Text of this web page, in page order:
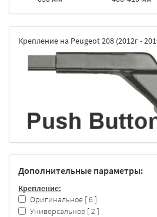
Крепление на Peugeot 208 (2012г -
Дополнительные параметры:
Крепление:
Оригинальное [ 6 ]
Универсальное [ 2 ]